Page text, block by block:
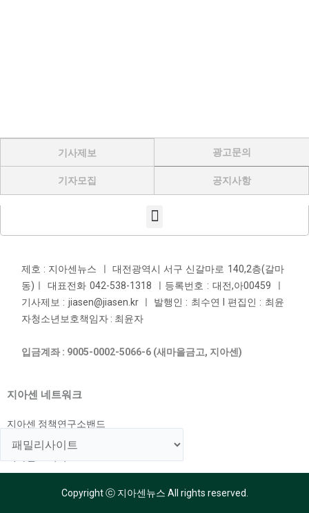
기사제보 광고문의
기자모집 공지사항
제호 : 지아센뉴스 ㅣ 대전광역시 서구 신갈마로 140,2층(갈마
동)ㅣ 대표전화 042-538-1318 ㅣ등록번호 : 대전,아00459 ㅣ
기사제보 : jiasen@jiasen.kr ㅣ 발행인 : 최수연 l 편집인 : 최윤
자청소년보호책임자 : 최윤자
입금계좌 : 9005-0002-5066-6 (새마을금고, 지아센)
지아센 네트워크
지아센 정책연구소밴드
지아센 해외아동지원국
Copyright ⓒ 지아센뉴스 All rights reserved.